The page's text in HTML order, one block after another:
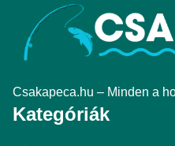
Csakapeca.hu – Minden a
Kategóriák